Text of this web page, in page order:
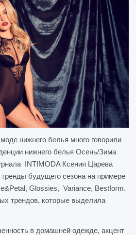
нижнего белья много говорили
нижнего белья Осень/Зима
INTIMODA Ксения Царева
будущего сезона на примере
Glossies, Variance, Bestform.
трендов, которые выделила
в домашней одежде, акцент